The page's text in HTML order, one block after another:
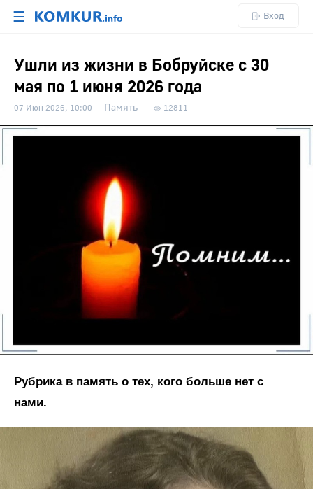
☰ Вход
Ушли из жизни в Бобруйске с 30
мая по 1 июня 2026 года
07 Июн 2026, 10:00 Память 12811
Рубрика в память о тех, кого больше нет с
нами.